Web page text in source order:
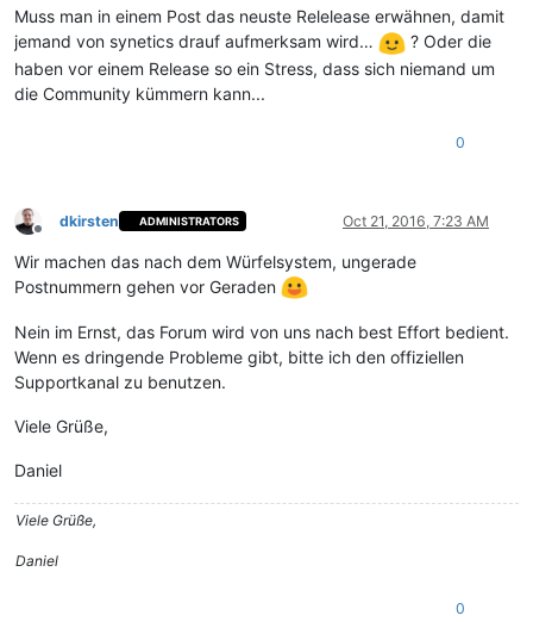
Muss man in einem Post das neuste Relelease erwähnen, damit
jemand von synetics drauf aufmerksam wird…
? Oder die
haben vor einem Release so ein Stress, dass sich niemand um
die Community kümmern kann...
0
Offline
dkirsten ADMINISTRATORS Oct 21, 2016, 7:23 AM
Wir machen das nach dem Würfelsystem, ungerade
Postnummern gehen vor Geraden
Nein im Ernst, das Forum wird von uns nach best Effort bedient.
Wenn es dringende Probleme gibt, bitte ich den offiziellen
Supportkanal zu benutzen.
Viele Grüße,
Daniel
Viele Grüße,
Daniel
0